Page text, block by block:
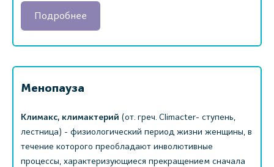
Подробнее
Менопауза
Климакс, климактерий (от. греч. Climacter- ступень,
лестница) - физиологический период жизни женщины, в
течение которого преобладают инволютивные
процессы, характеризующиеся прекращением сначала